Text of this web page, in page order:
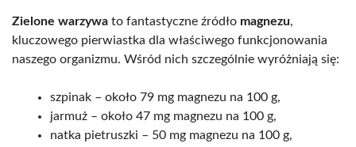
Zielone warzywa to fantastyczne źródło magnezu,
kluczowego pierwiastka dla właściwego funkcjonowania
naszego organizmu. Wśród nich szczególnie wyróżniają się:
szpinak – około 79 mg magnezu na 100 g,
jarmuż – około 47 mg magnezu na 100 g,
natka pietruszki – 50 mg magnezu na 100 g,